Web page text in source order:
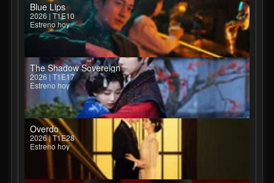
Blue Lips
2026 | T1E10
Estreno hoy
The Shadow Sovereign
2026 | T1E17
Estreno hoy
Overdo
2026 | T1E28
Estreno hoy